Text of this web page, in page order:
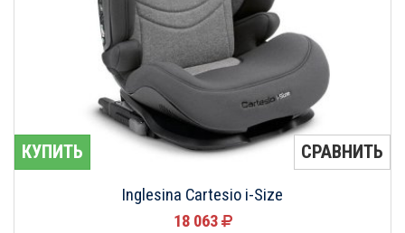
КУПИТЬ СРАВНИТЬ
Inglesina Cartesio i-Size
18 063